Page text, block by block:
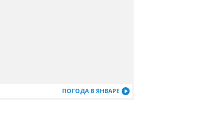
ПОГОДА В ЯНВАРЕ